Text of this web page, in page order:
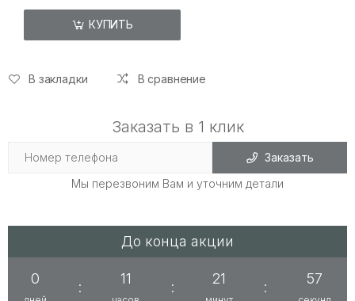
КУПИТЬ
В закладки В сравнение
Заказать в 1 клик
Заказать
Мы перезвоним Вам и уточним детали
До конца акции
0
:
11
:
21
:
56